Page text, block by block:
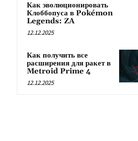
Как эволюционировать
Клоббопуса в Pokémon
Legends: ZA
12.12.2025
Как получить все
расширения для ракет в
Metroid Prime 4
12.12.2025